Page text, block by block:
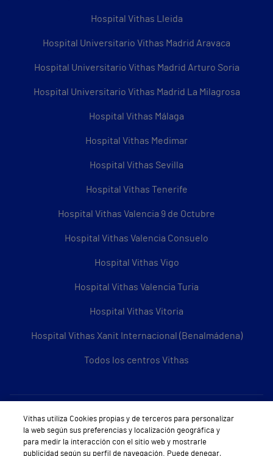
Hospital Vithas Lleida
Hospital Universitario Vithas Madrid Aravaca
Hospital Universitario Vithas Madrid Arturo Soria
Hospital Universitario Vithas Madrid La Milagrosa
Hospital Vithas Málaga
Hospital Vithas Medimar
Hospital Vithas Sevilla
Hospital Vithas Tenerife
Hospital Vithas Valencia 9 de Octubre
Hospital Vithas Valencia Consuelo
Hospital Vithas Vigo
Hospital Vithas Valencia Turia
Hospital Vithas Vitoria
Hospital Vithas Xanit Internacional (Benalmádena)
Todos los centros Vithas
Sobre Vithas
Quiénes somos
Vithas utiliza Cookies propias y de terceros para personalizar
la web según sus preferencias y localización geográfica y
para medir la interacción con el sitio web y mostrarle
publicidad según su perfil de navegación. Puede denegar,